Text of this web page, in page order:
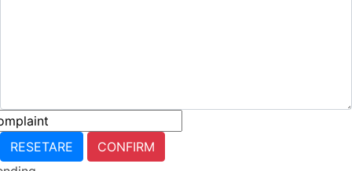
RESETARE
CONFIRM